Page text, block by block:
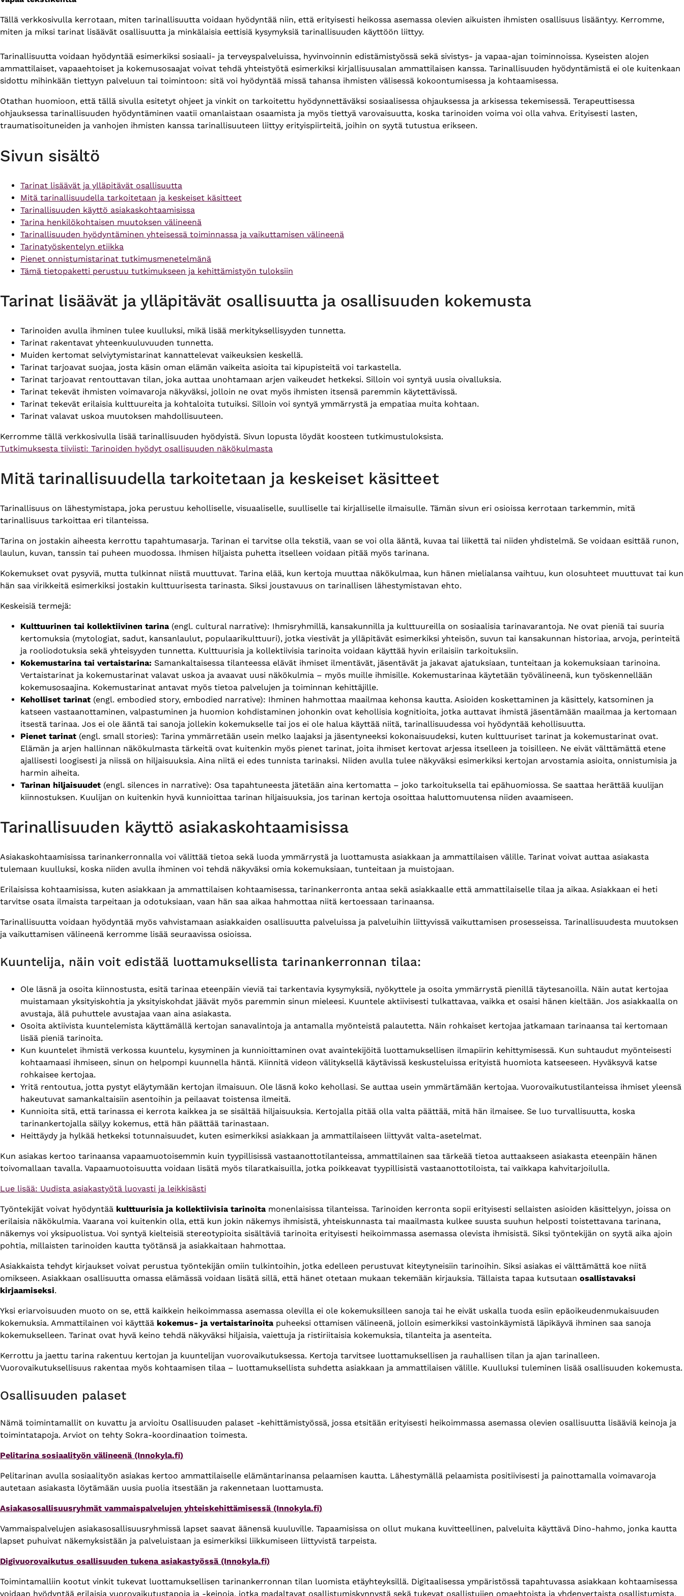
Primary
tabs
Tällä verkkosivulla kerrotaan, miten tarinallisuutta voidaan hyödyntää niin, että erityisesti heikossa asemassa olevien aikuisten ihmisten osallisuus lisääntyy. Kerromme,
miten ja miksi tarinat lisäävät osallisuutta ja minkälaisia eettisiä kysymyksiä tarinallisuuden käyttöön liittyy.
Tarinallisuutta voidaan hyödyntää esimerkiksi sosiaali- ja terveyspalveluissa, hyvinvoinnin edistämistyössä sekä sivistys- ja vapaa-ajan toiminnoissa. Kyseisten alojen
ammattilaiset, vapaaehtoiset ja kokemusosaajat voivat tehdä yhteistyötä esimerkiksi kirjallisuusalan ammattilaisen kanssa. Tarinallisuuden hyödyntämistä ei ole kuitenkaan
sidottu mihinkään tiettyyn palveluun tai toimintoon: sitä voi hyödyntää missä tahansa ihmisten välisessä kokoontumisessa ja kohtaamisessa.
Otathan huomioon, että tällä sivulla esitetyt ohjeet ja vinkit on tarkoitettu hyödynnettäväksi sosiaalisessa ohjauksessa ja arkisessa tekemisessä. Terapeuttisessa
ohjauksessa tarinallisuuden hyödyntäminen vaatii omanlaistaan osaamista ja myös tiettyä varovaisuutta, koska tarinoiden voima voi olla vahva. Erityisesti lasten,
traumatisoituneiden ja vanhojen ihmisten kanssa tarinallisuuteen liittyy erityispiirteitä, joihin on syytä tutustua erikseen.
Sivun sisältö
Tarinat lisäävät ja ylläpitävät osallisuutta
Mitä tarinallisuudella tarkoitetaan ja keskeiset käsitteet
Tarinallisuuden käyttö asiakaskohtaamisissa
Tarina henkilökohtaisen muutoksen välineenä
Tarinallisuuden hyödyntäminen yhteisessä toiminnassa ja vaikuttamisen välineenä
Tarinatyöskentelyn etiikka
Pienet onnistumistarinat tutkimusmenetelmänä
Tämä tietopaketti perustuu tutkimukseen ja kehittämistyön tuloksiin
Tarinat lisäävät ja ylläpitävät osallisuutta ja osallisuuden kokemusta
Tarinoiden avulla ihminen tulee kuulluksi, mikä lisää merkityksellisyyden tunnetta.
Tarinat rakentavat yhteenkuuluvuuden tunnetta.
Muiden kertomat selviytymistarinat kannattelevat vaikeuksien keskellä.
Tarinat tarjoavat suojaa, josta käsin oman elämän vaikeita asioita tai kipupisteitä voi tarkastella.
Tarinat tarjoavat rentouttavan tilan, joka auttaa unohtamaan arjen vaikeudet hetkeksi. Silloin voi syntyä uusia oivalluksia.
Tarinat tekevät ihmisten voimavaroja näkyväksi, jolloin ne ovat myös ihmisten itsensä paremmin käytettävissä.
Tarinat tekevät erilaisia kulttuureita ja kohtaloita tutuiksi. Silloin voi syntyä ymmärrystä ja empatiaa muita kohtaan.
Tarinat valavat uskoa muutoksen mahdollisuuteen.
Kerromme tällä verkkosivulla lisää tarinallisuuden hyödyistä. Sivun lopusta löydät koosteen tutkimustuloksista.
Tutkimuksesta tiiviisti: Tarinoiden hyödyt osallisuuden näkökulmasta
Mitä tarinallisuudella tarkoitetaan ja keskeiset käsitteet
Tarinallisuus on lähestymistapa, joka perustuu keholliselle, visuaaliselle, suulliselle tai kirjalliselle ilmaisulle. Tämän sivun eri osioissa kerrotaan tarkemmin, mitä
tarinallisuus tarkoittaa eri tilanteissa.
Tarina on jostakin aiheesta kerrottu tapahtumasarja. Tarinan ei tarvitse olla tekstiä, vaan se voi olla ääntä, kuvaa tai liikettä tai niiden yhdistelmä. Se voidaan esittää runon,
laulun, kuvan, tanssin tai puheen muodossa. Ihmisen hiljaista puhetta itselleen voidaan pitää myös tarinana.
Kokemukset ovat pysyviä, mutta tulkinnat niistä muuttuvat. Tarina elää, kun kertoja muuttaa näkökulmaa, kun hänen mielialansa vaihtuu, kun olosuhteet muuttuvat tai kun
hän saa virikkeitä esimerkiksi jostakin kulttuurisesta tarinasta. Siksi joustavuus on tarinallisen lähestymistavan ehto.
Keskeisiä termejä:
Kulttuurinen tai kollektiivinen tarina (engl. cultural narrative): Ihmisryhmillä, kansakunnilla ja kulttuureilla on sosiaalisia tarinavarantoja. Ne ovat pieniä tai suuria
kertomuksia (mytologiat, sadut, kansanlaulut, populaarikulttuuri), jotka viestivät ja ylläpitävät esimerkiksi yhteisön, suvun tai kansakunnan historiaa, arvoja, perinteitä
ja rooliodotuksia sekä yhteisyyden tunnetta. Kulttuurisia ja kollektiivisia tarinoita voidaan käyttää hyvin erilaisiin tarkoituksiin.
Kokemustarina tai vertaistarina: Samankaltaisessa tilanteessa elävät ihmiset ilmentävät, jäsentävät ja jakavat ajatuksiaan, tunteitaan ja kokemuksiaan tarinoina.
Vertaistarinat ja kokemustarinat valavat uskoa ja avaavat uusi näkökulmia – myös muille ihmisille. Kokemustarinaa käytetään työvälineenä, kun työskennellään
kokemusosaajina. Kokemustarinat antavat myös tietoa palvelujen ja toiminnan kehittäjille.
Keholliset tarinat (engl. embodied story, embodied narrative): Ihminen hahmottaa maailmaa kehonsa kautta. Asioiden koskettaminen ja käsittely, katsominen ja
katseen vastaanottaminen, valpastuminen ja huomion kohdistaminen johonkin ovat kehollisia kognitioita, jotka auttavat ihmistä jäsentämään maailmaa ja kertomaan
itsestä tarinaa. Jos ei ole ääntä tai sanoja jollekin kokemukselle tai jos ei ole halua käyttää niitä, tarinallisuudessa voi hyödyntää kehollisuutta.
Pienet tarinat (engl. small stories): Tarina ymmärretään usein melko laajaksi ja jäsentyneeksi kokonaisuudeksi, kuten kulttuuriset tarinat ja kokemustarinat ovat.
Elämän ja arjen hallinnan näkökulmasta tärkeitä ovat kuitenkin myös pienet tarinat, joita ihmiset kertovat arjessa itselleen ja toisilleen. Ne eivät välttämättä etene
ajallisesti loogisesti ja niissä on hiljaisuuksia. Aina niitä ei edes tunnista tarinaksi. Niiden avulla tulee näkyväksi esimerkiksi kertojan arvostamia asioita, onnistumisia ja
harmin aiheita.
Tarinan hiljaisuudet (engl. silences in narrative): Osa tapahtuneesta jätetään aina kertomatta – joko tarkoituksella tai epähuomiossa. Se saattaa herättää kuulijan
kiinnostuksen. Kuulijan on kuitenkin hyvä kunnioittaa tarinan hiljaisuuksia, jos tarinan kertoja osoittaa haluttomuutensa niiden avaamiseen.
Tarinallisuuden käyttö asiakaskohtaamisissa
Asiakaskohtaamisissa tarinankerronnalla voi välittää tietoa sekä luoda ymmärrystä ja luottamusta asiakkaan ja ammattilaisen välille. Tarinat voivat auttaa asiakasta
tulemaan kuulluksi, koska niiden avulla ihminen voi tehdä näkyväksi omia kokemuksiaan, tunteitaan ja muistojaan.
Erilaisissa kohtaamisissa, kuten asiakkaan ja ammattilaisen kohtaamisessa, tarinankerronta antaa sekä asiakkaalle että ammattilaiselle tilaa ja aikaa. Asiakkaan ei heti
tarvitse osata ilmaista tarpeitaan ja odotuksiaan, vaan hän saa aikaa hahmottaa niitä kertoessaan tarinaansa.
Tarinallisuutta voidaan hyödyntää myös vahvistamaan asiakkaiden osallisuutta palveluissa ja palveluihin liittyvissä vaikuttamisen prosesseissa. Tarinallisuudesta muutoksen
ja vaikuttamisen välineenä kerromme lisää seuraavissa osioissa.
Kuuntelija, näin voit edistää luottamuksellista tarinankerronnan tilaa:
Ole läsnä ja osoita kiinnostusta, esitä tarinaa eteenpäin vieviä tai tarkentavia kysymyksiä, nyökyttele ja osoita ymmärrystä pienillä täytesanoilla. Näin autat kertojaa
muistamaan yksityiskohtia ja yksityiskohdat jäävät myös paremmin sinun mieleesi. Kuuntele aktiivisesti tulkattavaa, vaikka et osaisi hänen kieltään. Jos asiakkaalla on
avustaja, älä puhuttele avustajaa vaan aina asiakasta.
Osoita aktiivista kuuntelemista käyttämällä kertojan sanavalintoja ja antamalla myönteistä palautetta. Näin rohkaiset kertojaa jatkamaan tarinaansa tai kertomaan
lisää pieniä tarinoita.
Kun kuuntelet ihmistä verkossa kuuntelu, kysyminen ja kunnioittaminen ovat avaintekijöitä luottamuksellisen ilmapiirin kehittymisessä. Kun suhtaudut myönteisesti
kohtaamaasi ihmiseen, sinun on helpompi kuunnella häntä. Kiinnitä videon välityksellä käytävissä keskusteluissa erityistä huomiota katseeseen. Hyväksyvä katse
rohkaisee kertojaa.
Yritä rentoutua, jotta pystyt eläytymään kertojan ilmaisuun. Ole läsnä koko kehollasi. Se auttaa usein ymmärtämään kertojaa. Vuorovaikutustilanteissa ihmiset yleensä
hakeutuvat samankaltaisiin asentoihin ja peilaavat toistensa ilmeitä.
Kunnioita sitä, että tarinassa ei kerrota kaikkea ja se sisältää hiljaisuuksia. Kertojalla pitää olla valta päättää, mitä hän ilmaisee. Se luo turvallisuutta, koska
tarinankertojalla säilyy kokemus, että hän päättää tarinastaan.
Heittäydy ja hylkää hetkeksi totunnaisuudet, kuten esimerkiksi asiakkaan ja ammattilaiseen liittyvät valta-asetelmat.
Kun asiakas kertoo tarinaansa vapaamuotoisemmin kuin tyypillisissä vastaanottotilanteissa, ammattilainen saa tärkeää tietoa auttaakseen asiakasta eteenpäin hänen
toivomallaan tavalla. Vapaamuotoisuutta voidaan lisätä myös tilaratkaisuilla, jotka poikkeavat tyypillisistä vastaanottotiloista, tai vaikkapa kahvitarjoilulla.
Lue lisää: Uudista asiakastyötä luovasti ja leikkisästi
Työntekijät voivat hyödyntää kulttuurisia ja kollektiivisia tarinoita monenlaisissa tilanteissa. Tarinoiden kerronta sopii erityisesti sellaisten asioiden käsittelyyn, joissa on
erilaisia näkökulmia. Vaarana voi kuitenkin olla, että kun jokin näkemys ihmisistä, yhteiskunnasta tai maailmasta kulkee suusta suuhun helposti toistettavana tarinana,
näkemys voi yksipuolistua. Voi syntyä kielteisiä stereotypioita sisältäviä tarinoita erityisesti heikoimmassa asemassa olevista ihmisistä. Siksi työntekijän on syytä aika ajoin
pohtia, millaisten tarinoiden kautta työtänsä ja asiakkaitaan hahmottaa.
Asiakkaista tehdyt kirjaukset voivat perustua työntekijän omiin tulkintoihin, jotka edelleen perustuvat kiteytyneisiin tarinoihin. Siksi asiakas ei välttämättä koe niitä
omikseen. Asiakkaan osallisuutta omassa elämässä voidaan lisätä sillä, että hänet otetaan mukaan tekemään kirjauksia. Tällaista tapaa kutsutaan osallistavaksi
kirjaamiseksi.
Yksi eriarvoisuuden muoto on se, että kaikkein heikoimmassa asemassa olevilla ei ole kokemuksilleen sanoja tai he eivät uskalla tuoda esiin epäoikeudenmukaisuuden
kokemuksia. Ammattilainen voi käyttää kokemus- ja vertaistarinoita puheeksi ottamisen välineenä, jolloin esimerkiksi vastoinkäymistä läpikäyvä ihminen saa sanoja
kokemukselleen. Tarinat ovat hyvä keino tehdä näkyväksi hiljaisia, vaiettuja ja ristiriitaisia kokemuksia, tilanteita ja asenteita.
Kerrottu ja jaettu tarina rakentuu kertojan ja kuuntelijan vuorovaikutuksessa. Kertoja tarvitsee luottamuksellisen ja rauhallisen tilan ja ajan tarinalleen.
Vuorovaikutuksellisuus rakentaa myös kohtaamisen tilaa – luottamuksellista suhdetta asiakkaan ja ammattilaisen välille. Kuulluksi tuleminen lisää osallisuuden kokemusta.
Osallisuuden palaset
Nämä toimintamallit on kuvattu ja arvioitu Osallisuuden palaset -kehittämistyössä, jossa etsitään erityisesti heikoimmassa asemassa olevien osallisuutta lisääviä keinoja ja
toimintatapoja. Arviot on tehty Sokra-koordinaation toimesta.
Pelitarina sosiaalityön välineenä (Innokyla.fi)
Pelitarinan avulla sosiaalityön asiakas kertoo ammattilaiselle elämäntarinansa pelaamisen kautta. Lähestymällä pelaamista positiivisesti ja painottamalla voimavaroja
autetaan asiakasta löytämään uusia puolia itsestään ja rakennetaan luottamusta.
Asiakasosallisuusryhmät vammaispalvelujen yhteiskehittämisessä (Innokyla.fi)
Vammaispalvelujen asiakasosallisuusryhmissä lapset saavat äänensä kuuluville. Tapaamisissa on ollut mukana kuvitteellinen, palveluita käyttävä Dino-hahmo, jonka kautta
lapset puhuivat näkemyksistään ja palveluistaan ja esimerkiksi liikkumiseen liittyvistä tarpeista.
Digivuorovaikutus osallisuuden tukena asiakastyössä (Innokyla.fi)
Toimintamalliin kootut vinkit tukevat luottamuksellisen tarinankerronnan tilan luomista etäyhteyksillä. Digitaalisessa ympäristössä tapahtuvassa asiakkaan kohtaamisessa
voidaan hyödyntää erilaisia vuorovaikutustapoja ja -keinoja, jotka madaltavat osallistumiskynnystä sekä tukevat osallistujien omaehtoista ja yhdenvertaista osallistumista.